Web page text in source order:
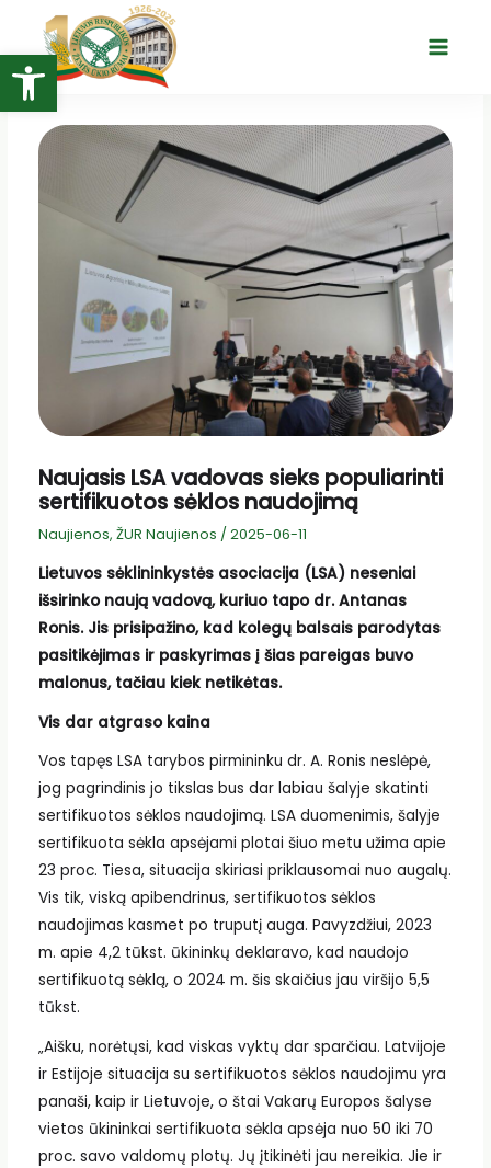
Open toolbar
turinio
Main
Naujasis LSA vadovas sieks populiarinti
sertifikuotos sėklos naudojimą
Naujienos, ŽUR Naujienos / 2025-06-11
Lietuvos sėklininkystės asociacija (LSA) neseniai
išsirinko naują vadovą, kuriuo tapo dr. Antanas
Ronis. Jis prisipažino, kad kolegų balsais parodytas
pasitikėjimas ir paskyrimas į šias pareigas buvo
malonus, tačiau kiek netikėtas.
Vis dar atgraso kaina
Vos tapęs LSA tarybos pirmininku dr. A. Ronis neslėpė,
jog pagrindinis jo tikslas bus dar labiau šalyje skatinti
sertifikuotos sėklos naudojimą. LSA duomenimis, šalyje
sertifikuota sėkla apsėjami plotai šiuo metu užima apie
23 proc. Tiesa, situacija skiriasi priklausomai nuo augalų.
Vis tik, viską apibendrinus, sertifikuotos sėklos
naudojimas kasmet po truputį auga. Pavyzdžiui, 2023
m. apie 4,2 tūkst. ūkininkų deklaravo, kad naudojo
sertifikuotą sėklą, o 2024 m. šis skaičius jau viršijo 5,5
tūkst.
„Aišku, norėtųsi, kad viskas vyktų dar sparčiau. Latvijoje
ir Estijoje situacija su sertifikuotos sėklos naudojimu yra
panaši, kaip ir Lietuvoje, o štai Vakarų Europos šalyse
vietos ūkininkai sertifikuota sėkla apsėja nuo 50 iki 70
proc. savo valdomų plotų. Jų įtikinėti jau nereikia. Jie ir